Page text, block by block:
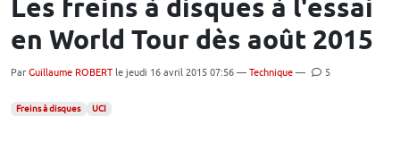
Les freins à disques à l'essai
en World Tour dès août 2015
Par Guillaume ROBERT le jeudi 16 avril 2015 07:56 — Technique — 5
Freins à disques UCI